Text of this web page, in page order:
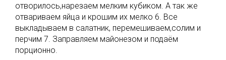
отворилось,нарезаем мелким кубиком. А так же
отвариваем яйца и крошим их мелко 6. Все
выкладываем в салатник, перемешиваем,солим и
перчим 7. Заправляем майонезом и подаём
порционно.